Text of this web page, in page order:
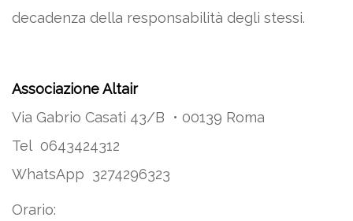
decadenza della responsabilità degli stessi.
Associazione Altair
Via Gabrio Casati 43/B • 00139 Roma
Tel 0643424312
WhatsApp 3274296323
Orario: